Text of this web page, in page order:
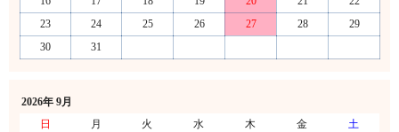
23
24 25 26 27 28
29
30
31
2026年 9月
日
月 火 水 木 金
土